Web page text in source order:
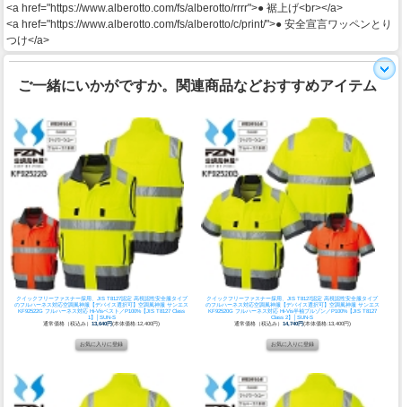
<a href="https://www.alberotto.com/fs/alberotto/rrrr">● 裾上げ<br></a>
<a href="https://www.alberotto.com/fs/alberotto/c/print/">● 安全宣言ワッペンとり
つけ</a>
ご一緒にいかがですか。関連商品などおすすめアイテム
クイックフリーファスナー採用、JIS T8127認定 高視認性安全服タイプ
のフルハーネス対応空調風神服
【デバイス選択可】空調風神服 サンエス
KF92522G フルハーネス対応 Hi-Visベスト／P100%【JIS T8127 Class
1】│SUN-S
通常価格（税込み）13,640円(本体価格:12,400円)
クイックフリーファスナー採用、JIS T8127認定 高視認性安全服タイプ
のフルハーネス対応空調風神服
【デバイス選択可】空調風神服 サンエス
KF92520G フルハーネス対応 Hi-Vis半袖ブルゾン／P100%【JIS T8127
Class 2】│SUN-S
通常価格（税込み） 14,740円(本体価格:13,400円)